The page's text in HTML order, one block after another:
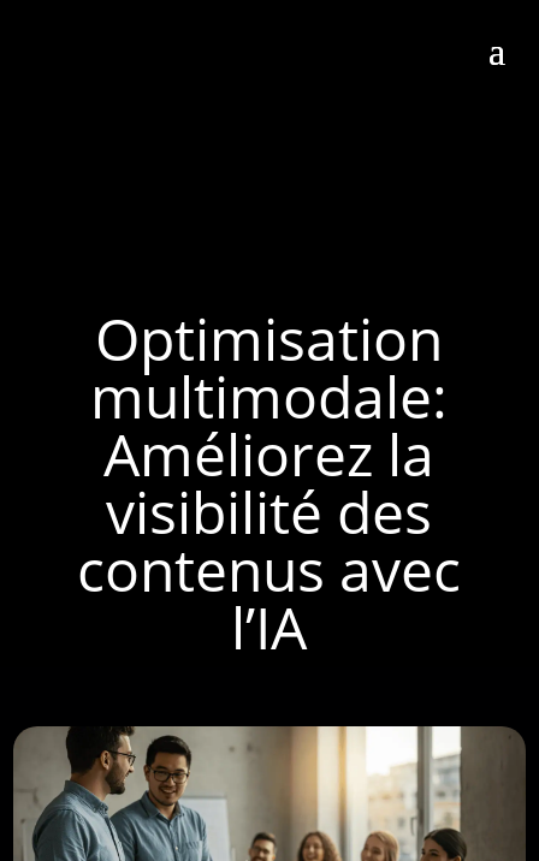
Optimisation
multimodale:
Améliorez la
visibilité des
contenus avec
l’IA